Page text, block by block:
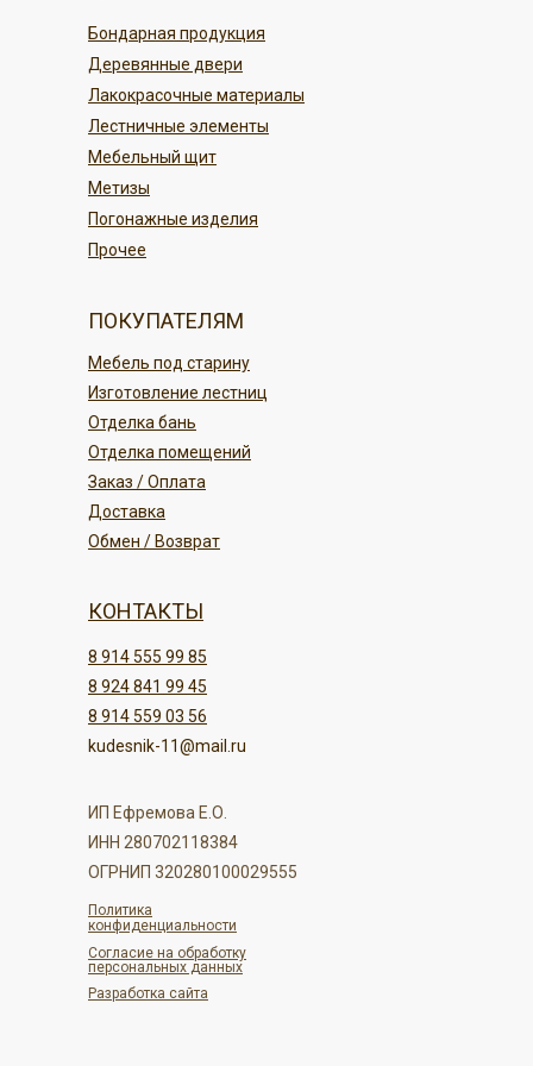
переводом
Безналичным платежом
ПОДРОБНЕЕ
Отделка бань
Изготовление лестниц
Мебель под старину
ПОКУПАТЕЛЯМ
Прочее
Метизы
Деревянные двери
Лакокрасочные материалы
Погонажные изделия
Мебельный щит
Лестничные элементы
Бондарная продукция
Политика
конфиденциальности
kudesnik-11@mail.ru
8 914 559 03 56
8 914 555 99 85
8 924 841 99 45
КОНТАКТЫ
Обмен / Возврат
Отделка помещений
Заказ / Оплата
Доставка
Разработка сайта
ОГРНИП 320280100029555
ИНН 280702118384
ИП Ефремова Е.О.
Согласие на обработку
персональных данных